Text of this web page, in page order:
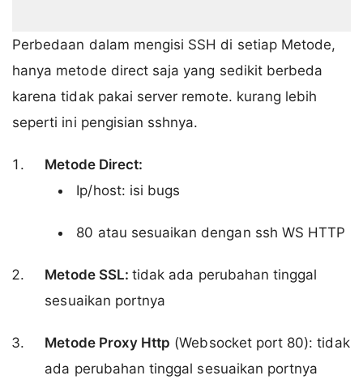
Perbedaan dalam mengisi SSH di setiap Metode,
hanya metode direct saja yang sedikit berbeda
karena tidak pakai server remote. kurang lebih
seperti ini pengisian sshnya.
Metode Direct:
Ip/host: isi bugs
80 atau sesuaikan dengan ssh WS HTTP
Metode SSL: tidak ada perubahan tinggal
sesuaikan portnya
Metode Proxy Http (Websocket port 80): tidak
ada perubahan tinggal sesuaikan portnya